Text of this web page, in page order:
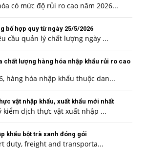
có mức độ rủi ro cao năm 2026...
bố hợp quy từ ngày 25/5/2026
cầu quản lý chất lượng ngày ...
chất lượng hàng hóa nhập khẩu rủi ro cao
hàng hóa nhập khẩu thuộc dan...
vật nhập khẩu, xuất khẩu mới nhất
kiểm dịch thực vật xuất nhập ...
khẩu bột trà xanh đóng gói
duty, freight and transporta...